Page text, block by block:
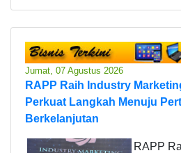
Jumat, 07 Agustus 2026
RAPP Raih Industry
Perkuat Langkah Menuju
Berkelanjutan
RAPP